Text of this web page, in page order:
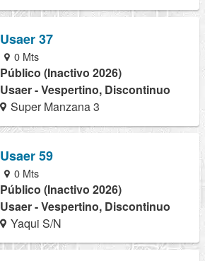
Usaer 37
0 Mts
Público (Inactivo 2026)
Usaer - Vespertino, Discontinuo
Super Manzana 3
Usaer 59
0 Mts
Público (Inactivo 2026)
Usaer - Vespertino, Discontinuo
Yaqui S/N